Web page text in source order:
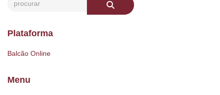
Plataforma
Balcão Online
Menu